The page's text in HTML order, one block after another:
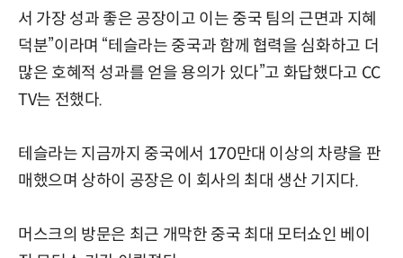
서 가장 성과 좋은 공장이고 이는 중국 팀의 근면과 지혜
덕분”이라며 “테슬라는 중국과 함께 협력을 심화하고 더
많은 호혜적 성과를 얻을 용의가 있다”고 화답했다고 CC
TV는 전했다.
테슬라는 지금까지 중국에서 170만대 이상의 차량을 판
매했으며 상하이 공장은 이 회사의 최대 생산 기지다.
머스크의 방문은 최근 개막한 중국 최대 모터쇼인 베이